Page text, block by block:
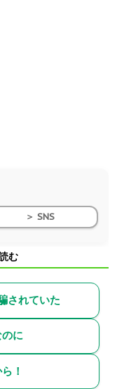
＞ SNS
む
されていた
に
！